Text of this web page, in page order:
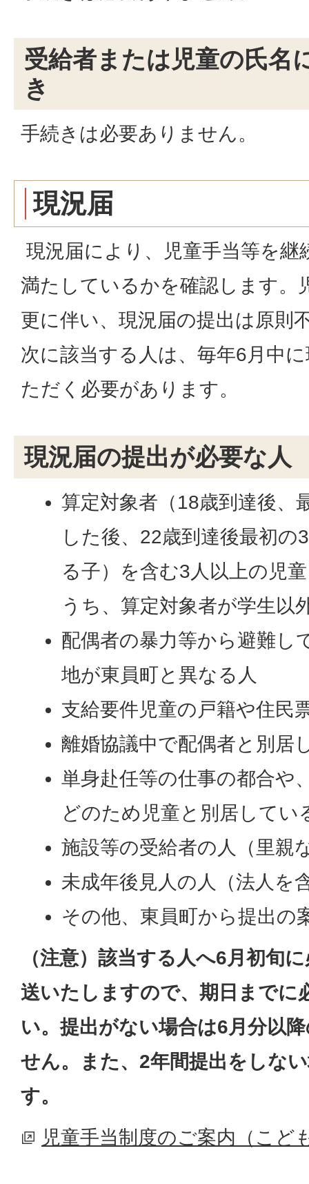
受給者または児童の氏名
き
手続きは必要ありません。
現況届
現況届により、児童手当等を継
満たしているかを確認します。
更に伴い、現況届の提出は原則
次に該当する人は、毎年6月中
ただく必要があります。
現況届の提出が必要な人
算定対象者（18歳到達後、
した後、22歳到達後最初
る子）を含む3人以上の児
うち、算定対象者が学生以
配偶者の暴力等から避難し
地が東員町と異なる人
支給要件児童の戸籍や住民
離婚協議中で配偶者と別居
単身赴任等の仕事の都合や
どのため児童と別居してい
施設等の受給者の人（里親
未成年後見人の人（法人を
その他、東員町から提出の
（注意）該当する人へ6月初旬
送いたしますので、期日までに
い。提出がない場合は6月分以
せん。また、2年間提出をしな
す。
児童手当制度のご案内（こど